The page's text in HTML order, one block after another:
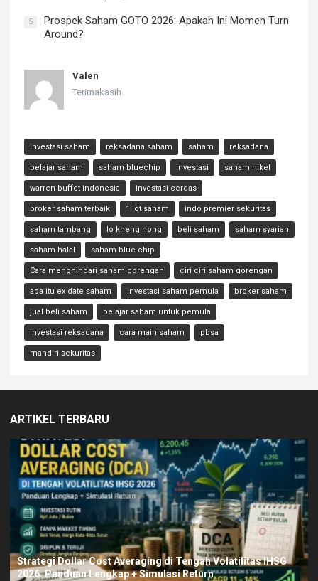
5
Prospek Saham GOTO 2026: Apakah Ini Momen Turn
Around?
Valen
Terimakasih
investasi saham reksadana saham saham reksadana
belajar saham saham bluechip investasi saham nikel
warren buffet indonesia investasi cerdas
broker saham terbaik 1 lot saham indo premier sekuritas
saham tambang lo kheng hong beli saham saham syariah
saham halal saham blue chip
Cara menghindari saham gorengan ciri ciri saham gorengan
apa itu ex date saham investasi saham pemula broker saham
jual beli saham belajar saham untuk pemula
investasi reksadana cara main saham pbsa
mandiri sekuritas
ARTIKEL TERBARU
Strategi Dollar Cost Averaging di Tengah Volatilitas IHSG
2026: Panduan Lengkap + Simulasi Return